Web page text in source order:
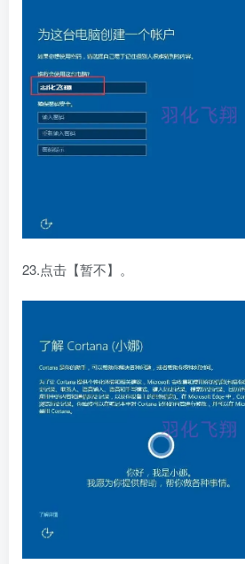
23.点击【暂不】。